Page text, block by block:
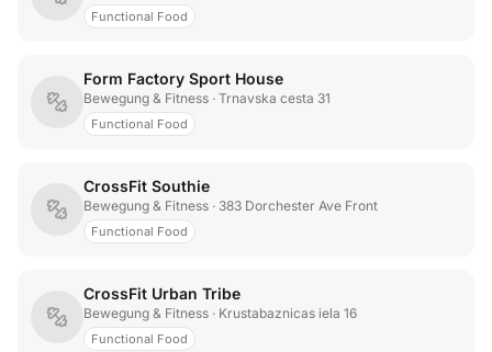
Functional Food
Form Factory Sport House
Bewegung & Fitness · Trnavska cesta 31
Functional Food
CrossFit Southie
Bewegung & Fitness · 383 Dorchester Ave Front
Functional Food
CrossFit Urban Tribe
Bewegung & Fitness · Krustabaznicas iela 16
Functional Food